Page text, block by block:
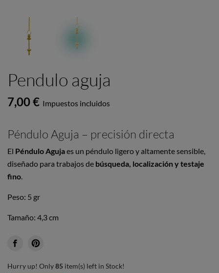
Pendulo aguja
7,00 € Impuestos incluidos
Péndulo Aguja – precisión directa
El Péndulo Agujaes un péndulo ligero y altamente sensible,
diseñado para trabajos de búsqueda, localización y testaje
fino.
Peso: 5 gr
Tamaño: 4,3 cm
Hurry up! Only85 item(s) left in Stock!